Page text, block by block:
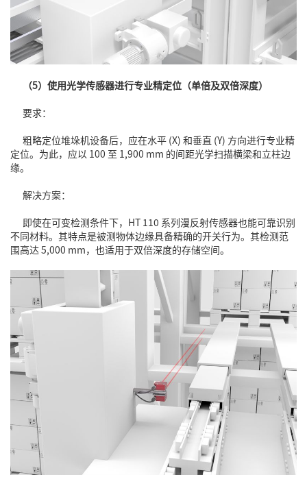
（5）使用光学传感器进行专业精定位（单倍及双倍深度）
要求：
粗略定位堆垛机设备后，应在水平 (X) 和垂直 (Y) 方向进行专业精
定位。为此，应以 100 至 1,900 mm 的间距光学扫描横梁和立柱边
缘。
解决方案：
即使在可变检测条件下，HT 110 系列漫反射传感器也能可靠识别
不同材料。其特点是被测物体边缘具备精确的开关行为。其检测范
围高达 5,000 mm，也适用于双倍深度的存储空间。